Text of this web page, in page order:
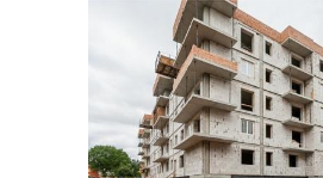
Кирпичные строения